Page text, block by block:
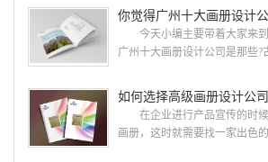
国网络应用的现状和趋势有很
设计画册设计两个都是不能缺
计 简练、概括、完美!即要成
的替代方案的程度是我们的目
用目的、适用范畴并深刻...
今天小编主要带着大家来到
广州十大画册设计公司是那些?
计经验,服务过3000多家的广州
册设计/印刷公司。相信不少喜
今天的内容感兴趣吧! 一、
在企业进行产品宣传的时候
画册，这时就需要找一家出色